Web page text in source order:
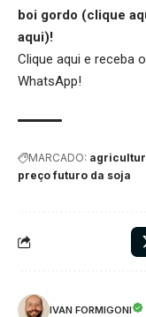
boi gordo (clique
aqui)!
Clique aqui e receba
WhatsApp!
MARCADO:
preço futuro da soja
IVAN FORMIGONI